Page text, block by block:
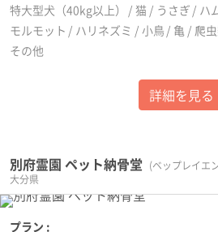
特大型犬（40kg以上）
猫 うさぎ ハ
モルモット
ハリネズミ 小鳥 亀 爬
その他
詳細を見る
別府霊園 ペット納骨堂 (ベップレイエ
大分県
プラン :